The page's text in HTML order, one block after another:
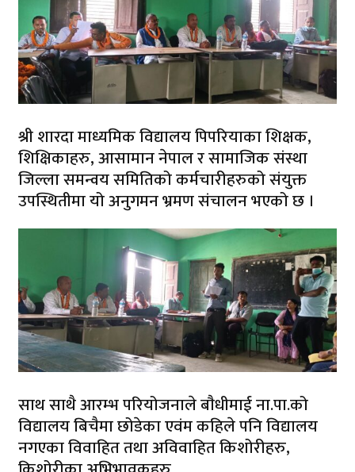
श्री शारदा माध्यमिक विद्यालय पिपरियाका शिक्षक,
शिक्षिकाहरु, आसामान नेपाल र सामाजिक संस्था
जिल्ला समन्वय समितिको कर्मचारीहरुको संयुक्त
उपस्थितीमा यो अनुगमन भ्रमण संचालन भएको छ ।
साथ साथै आरम्भ परियोजनाले बाैधीमाई ना.पा.को
विद्यालय बिचैमा छोडेका एवंम कहिले पनि विद्यालय
नगएका विवाहित तथा अविवाहित किशोरीहरु,